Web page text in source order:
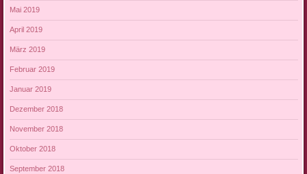
Mai 2019
April 2019
März 2019
Februar 2019
Januar 2019
Dezember 2018
November 2018
Oktober 2018
September 2018